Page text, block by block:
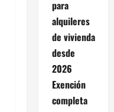
para
alquileres
de vivienda
desde
2026
Exención
completa